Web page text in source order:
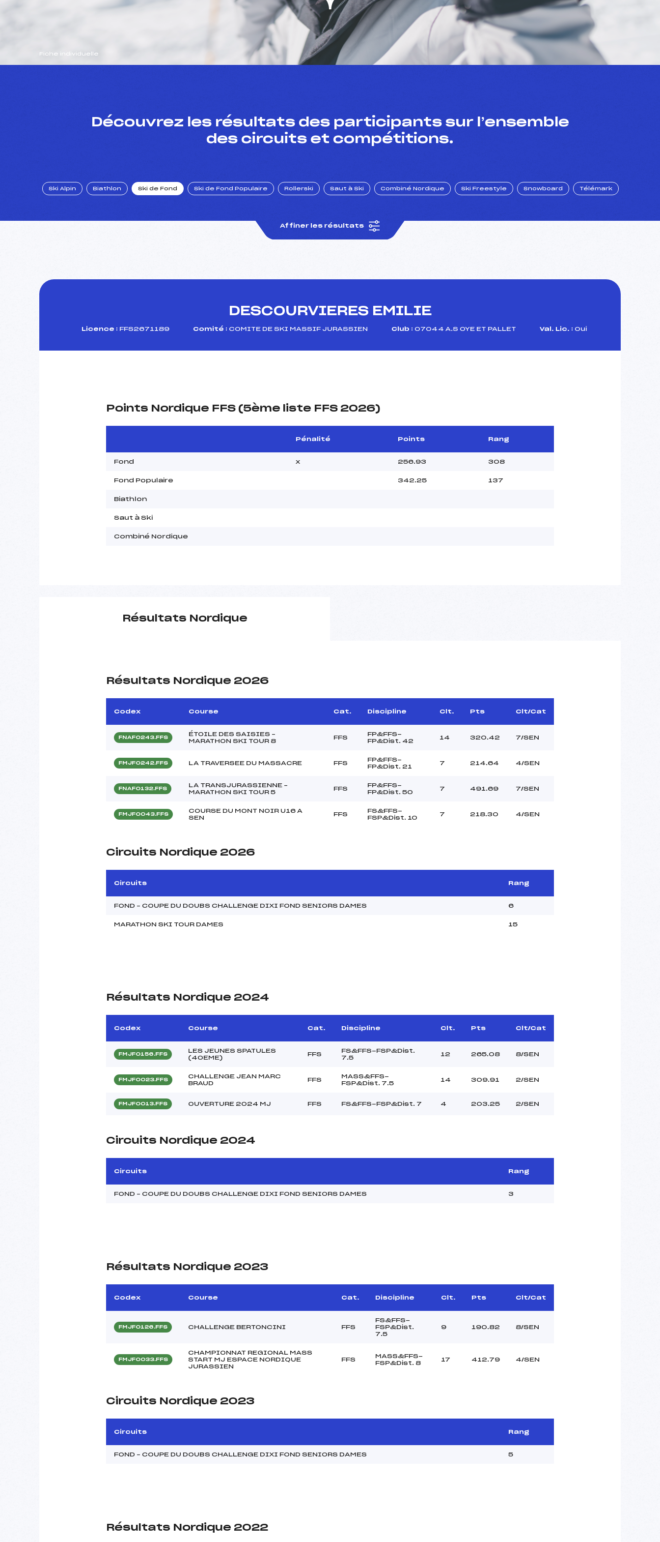
Fiche individuelle
Découvrez les résultats des participants sur l’ensemble
des circuits et compétitions.
Ski Alpin Biathlon Ski de Fond Ski de Fond Populaire Rollerski Saut à Ski Combiné Nordique Ski Freestyle Snowboard Télémark
Affiner les résultats
DESCOURVIERES EMILIE
Licence : FFS2671189 Comité : COMITE DE SKI MASSIF JURASSIEN Club : 07044 A.S OYE ET PALLET Val. Lic. : Oui
Points Nordique FFS (5ème liste FFS 2026)
Pénalité Points Rang
Fond x 256.93 308
Fond Populaire 342.25 137
Biathlon
Saut à Ski
Combiné Nordique
Résultats Nordique
Résultats Nordique 2026
Codex Course Cat. Discipline Clt. Pts Clt/Cat
FNAF0243.FFS
ÉTOILE DES SAISIES –
MARATHON SKI TOUR 8
FFS
FP&FFS-
FP&Dist. 42
14 320.42 7/SEN
FMJF0242.FFS LA TRAVERSEE DU MASSACRE FFS
FP&FFS-
FP&Dist. 21
7 214.64 4/SEN
FNAF0132.FFS
LA TRANSJURASSIENNE –
MARATHON SKI TOUR 5
FFS
FP&FFS-
FP&Dist. 50
7 491.69 7/SEN
FMJF0043.FFS
COURSE DU MONT NOIR U16 A
SEN
FFS
FS&FFS-
FSP&Dist. 10
7 218.30 4/SEN
Circuits Nordique 2026
Circuits Rang
FOND – COUPE DU DOUBS CHALLENGE DIXI FOND SENIORS DAMES 6
MARATHON SKI TOUR DAMES 15
Résultats Nordique 2024
Codex Course Cat. Discipline Clt. Pts Clt/Cat
FMJF0156.FFS
LES JEUNES SPATULES
(40EME)
FFS
FS&FFS-FSP&Dist.
7.5
12 265.08 8/SEN
FMJF0023.FFS
CHALLENGE JEAN MARC
BRAUD
FFS
MASS&FFS-
FSP&Dist. 7.5
14 309.91 2/SEN
FMJF0013.FFS OUVERTURE 2024 MJ FFS FS&FFS-FSP&Dist. 7 4 203.25 2/SEN
Circuits Nordique 2024
Circuits Rang
FOND – COUPE DU DOUBS CHALLENGE DIXI FOND SENIORS DAMES 3
Résultats Nordique 2023
Codex Course Cat. Discipline Clt. Pts Clt/Cat
FMJF0126.FFS CHALLENGE BERTONCINI FFS
FS&FFS-
FSP&Dist.
7.5
9 190.82 8/SEN
FMJF0033.FFS
CHAMPIONNAT REGIONAL MASS
START MJ ESPACE NORDIQUE
JURASSIEN
FFS
MASS&FFS-
FSP&Dist. 8
17 412.79 4/SEN
Circuits Nordique 2023
Circuits Rang
FOND – COUPE DU DOUBS CHALLENGE DIXI FOND SENIORS DAMES 5
Résultats Nordique 2022